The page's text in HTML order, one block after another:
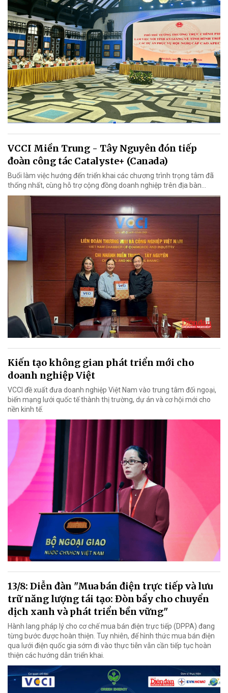
VCCI Miền Trung - Tây Nguyên đón tiếp
đoàn công tác Catalyste+ (Canada)
Buổi làm việc hướng đến triển khai các chương trình trọng tâm đã
thống nhất, cùng hỗ trợ cộng đồng doanh nghiệp trên địa bàn...
Kiến tạo không gian phát triển mới cho
doanh nghiệp Việt
VCCI đề xuất đưa doanh nghiệp Việt Nam vào trung tâm đối ngoại,
biến mạng lưới quốc tế thành thị trường, dự án và cơ hội mới cho
nền kinh tế.
13/8: Diễn đàn "Mua bán điện trực tiếp và lưu
trữ năng lượng tái tạo: Đòn bẩy cho chuyển
dịch xanh và phát triển bền vững"
Hành lang pháp lý cho cơ chế mua bán điện trực tiếp (DPPA) đang
từng bước được hoàn thiện. Tuy nhiên, để hình thức mua bán điện
qua lưới điện quốc gia sớm đi vào thực tiễn vẫn cần tiếp tục hoàn
thiện các hướng dẫn triển khai.